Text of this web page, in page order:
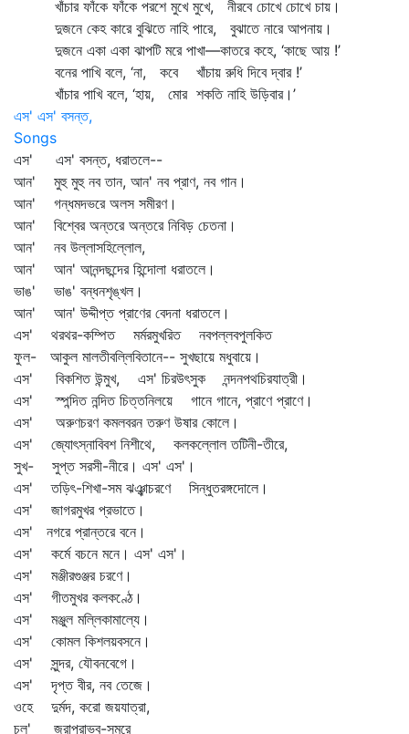
খাঁচার ফাঁকে ফাঁকে পরশে মুখে মুখে, নীরবে চোখে চোখে চায়।
দুজনে কেহ কারে বুঝিতে নাহি পারে, বুঝাতে নারে আপনায়।
দুজনে একা একা ঝাপটি মরে পাখা—কাতরে কহে, ‘কাছে আয় !’
বনের পাখি বলে, ‘না, কবে খাঁচায় রুধি দিবে দ্বার !’
খাঁচার পাখি বলে, ‘হায়, মোর শকতি নাহি উড়িবার।’
এস' এস' বসন্ত,
Songs
এস' এস' বসন্ত, ধরাতলে--
আন' মুহু মুহু নব তান, আন' নব প্রাণ, নব গান।
আন' গন্ধমদভরে অলস সমীরণ।
আন' বিশ্বের অন্তরে অন্তরে নিবিড় চেতনা।
আন' নব উল্লাসহিল্লোল,
আন' আন' আনন্দছন্দের হিন্দোলা ধরাতলে।
ভাঙ' ভাঙ' বন্ধনশৃঙ্খল।
আন' আন' উদ্দীপ্ত প্রাণের বেদনা ধরাতলে।
এস' থরথর-কম্পিত মর্মরমুখরিত নবপল্লবপুলকিত
ফুল- আকুল মালতীবল্লিবিতানে-- সুখছায়ে মধুবায়ে।
এস' বিকশিত উন্মুখ, এস' চিরউৎসুক নন্দনপথচিরযাত্রী।
এস' স্পন্দিত নন্দিত চিত্তনিলয়ে গানে গানে, প্রাণে প্রাণে।
এস' অরুণচরণ কমলবরন তরুণ উষার কোলে।
এস' জ্যোৎস্নাবিবশ নিশীথে, কলকল্লোল তটিনী-তীরে,
সুখ- সুপ্ত সরসী-নীরে। এস' এস'।
এস' তড়িৎ-শিখা-সম ঝঞ্ঝাচরণে সিন্ধুতরঙ্গদোলে।
এস' জাগরমুখর প্রভাতে।
এস' নগরে প্রান্তরে বনে।
এস' কর্মে বচনে মনে। এস' এস'।
এস' মঞ্জীরগুঞ্জর চরণে।
এস' গীতমুখর কলকণ্ঠে।
এস' মঞ্জুল মল্লিকামাল্যে।
এস' কোমল কিশলয়বসনে।
এস' সুন্দর, যৌবনবেগে।
এস' দৃপ্ত বীর, নব তেজে।
ওহে দুর্মদ, করো জয়যাত্রা,
চল' জরাপরাভব-সমরে